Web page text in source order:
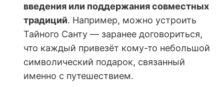
введения или поддержания совместных
традиций. Например, можно устроить
Тайного Санту — заранее договориться,
что каждый привезёт кому-то небольшой
символический подарок, связанный
именно с путешествием.